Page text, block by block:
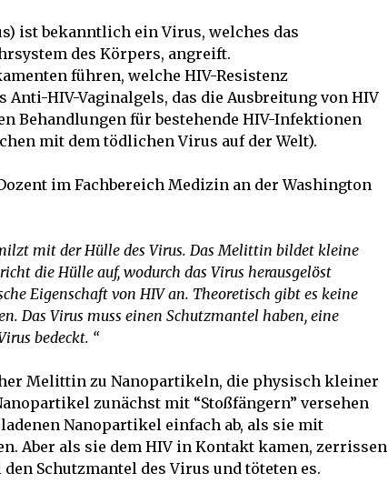
ist bekanntlich ein Virus, welches das
des Körpers, angreift.
führen, welche HIV-Resistenz
HIV-Vaginalgels, das die Ausbreitung von HIV
Behandlungen für bestehende HIV-Infektionen
mit dem tödlichen Virus auf der Welt).
im Fachbereich Medizin an der Washington
mit der Hülle des Virus. Das Melittin bildet kleine
die Hülle auf, wodurch das Virus herausgelöst
Eigenschaft von HIV an. Theoretisch gibt es keine
Das Virus muss einen Schutzmantel haben, eine
bedeckt. “
Melittin zu Nanopartikeln, die physisch kleiner
zunächst mit “Stoßfängern” versehen
Nanopartikel einfach ab, als sie mit
Aber als sie dem HIV in Kontakt kamen, zerrissen
Schutzmantel des Virus und töteten es.